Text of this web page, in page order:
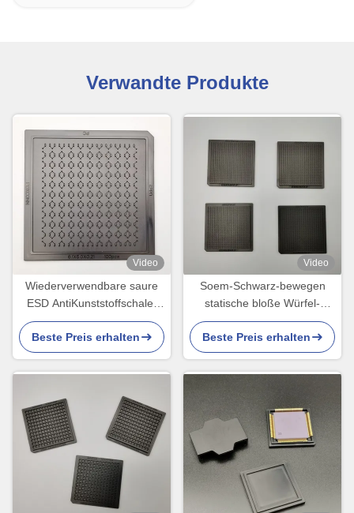
Verwandte Produkte
Video
Wiederverwendbare saure
ESD AntiKunststoffschale-
kleiner Leichtgewichtler
Soems
Beste Preis erhalten
Video
Soem-Schwarz-bewegen
statische bloße Würfel-
Antibehälter 2 nicht giftigen
RoHS-Standard Schritt für
Schritt fort
Beste Preis erhalten